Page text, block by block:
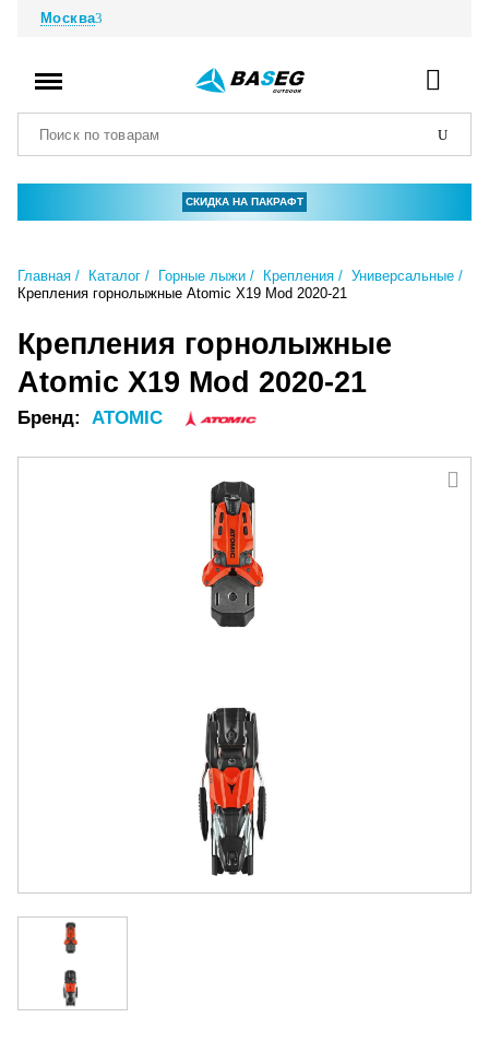
Москва
СКИДКА НА ПАКРАФТ
Главная Каталог Горные лыжи Крепления
Универсальные
Крепления горнолыжные Atomic X19 Mod 2020-21
Крепления горнолыжные
Atomic X19 Mod 2020-21
Бренд: ATOMIC